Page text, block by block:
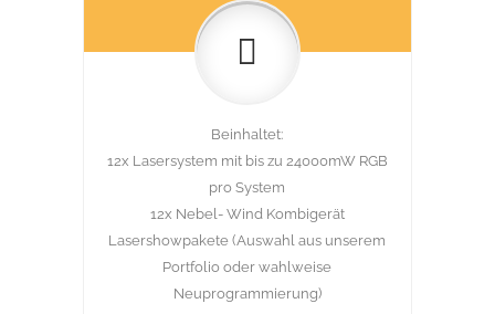
Beinhaltet:
12x Lasersystem mit bis zu 24000mW RGB
pro System
12x Nebel- Wind Kombigerät
Lasershowpakete (Auswahl aus unserem
Portfolio oder wahlweise
Neuprogrammierung)